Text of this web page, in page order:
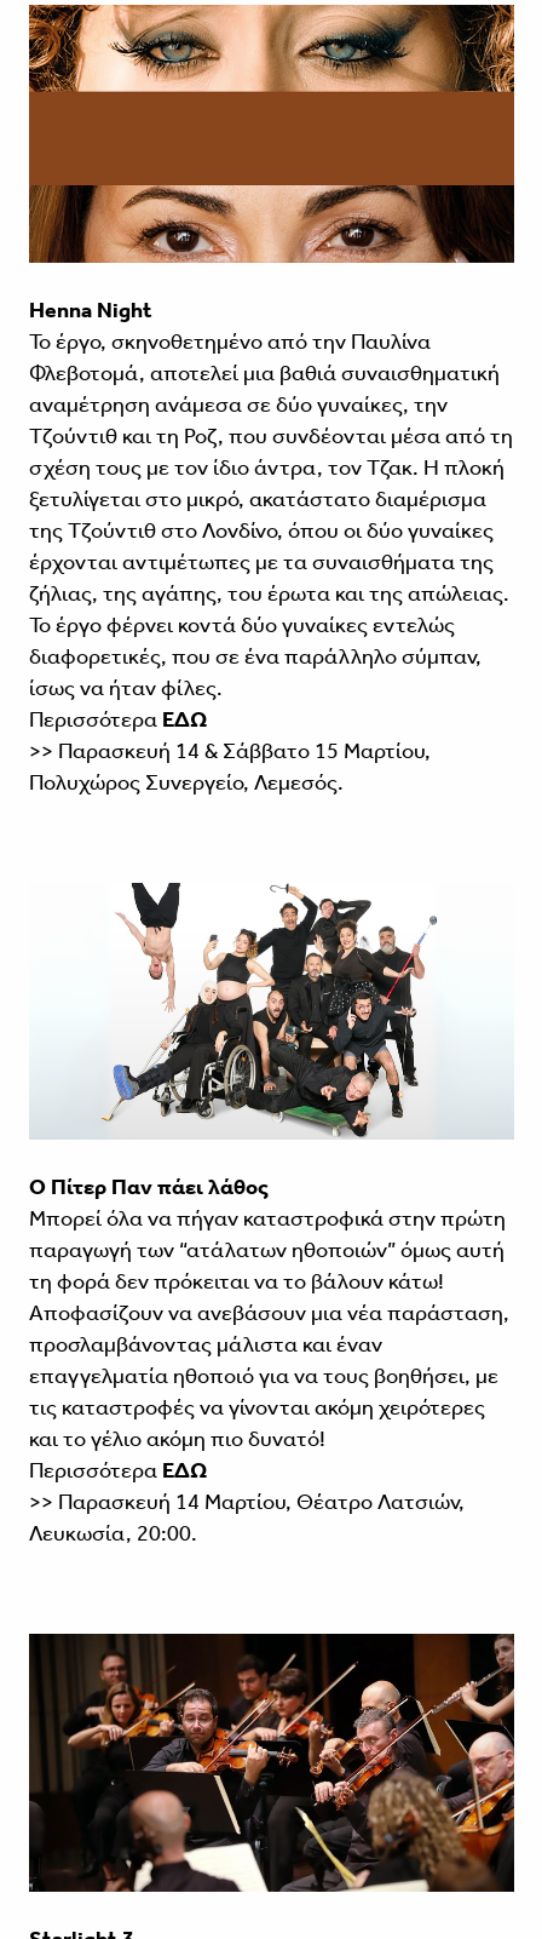
Henna Night
Το έργο, σκηνοθετημένο από την Παυλίνα
Φλεβοτομά, αποτελεί μια βαθιά συναισθηματική
αναμέτρηση ανάμεσα σε δύο γυναίκες, την
Τζούντιθ και τη Ροζ, που συνδέονται μέσα από τη
σχέση τους με τον ίδιο άντρα, τον Τζακ. Η πλοκή
ξετυλίγεται στο μικρό, ακατάστατο διαμέρισμα
της Τζούντιθ στο Λονδίνο, όπου οι δύο γυναίκες
έρχονται αντιμέτωπες με τα συναισθήματα της
ζήλιας, της αγάπης, του έρωτα και της απώλειας.
Το έργο φέρνει κοντά δύο γυναίκες εντελώς
διαφορετικές, που σε ένα παράλληλο σύμπαν,
ίσως να ήταν φίλες.
Περισσότερα ΕΔΩ
>> Παρασκευή 14 & Σάββατο 15 Μαρτίου,
Πολυχώρος Συνεργείο, Λεμεσός.
Ο Πίτερ Παν πάει λάθος
Μπορεί όλα να πήγαν καταστροφικά στην πρώτη
παραγωγή των “ατάλατων ηθοποιών” όμως αυτή
τη φορά δεν πρόκειται να το βάλουν κάτω!
Αποφασίζουν να ανεβάσουν μια νέα παράσταση,
προσλαμβάνοντας μάλιστα και έναν
επαγγελματία ηθοποιό για να τους βοηθήσει, με
τις καταστροφές να γίνονται ακόμη χειρότερες
και το γέλιο ακόμη πιο δυνατό!
Περισσότερα ΕΔΩ
>> Παρασκευή 14 Μαρτίου, Θέατρο Λατσιών,
Λευκωσία, 20:00.